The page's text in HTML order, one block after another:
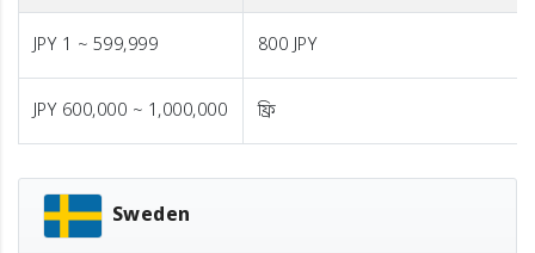
JPY 1 ~ 599,999 800 JPY
JPY 600,000 ~ 1,000,000 ফ্রি
Sweden